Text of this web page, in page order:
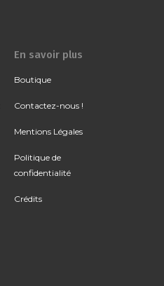
En savoir plus
Boutique
Contactez-nous !
Mentions Légales
Politique de
confidentialité
Crédits